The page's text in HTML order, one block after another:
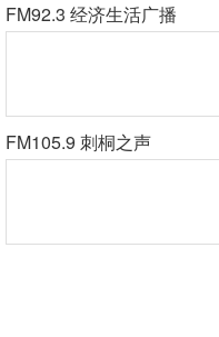
FM92.3 经济生活广播
FM105.9 刺桐之声